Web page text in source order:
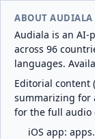
ABOUT AUDIALA
Audiala is an AI-
across 96
languages.
Editorial content
summarizing for
for the full audio
iOS app: